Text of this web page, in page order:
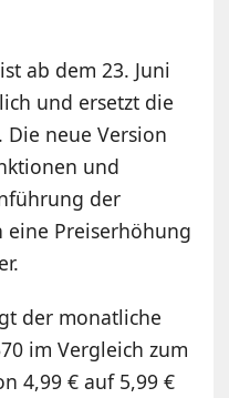
ab dem 23. Juni
und ersetzt die
Die neue Version
und
der
eine Preiserhöhung
der monatliche
im Vergleich zum
4,99 € auf 5,99 €